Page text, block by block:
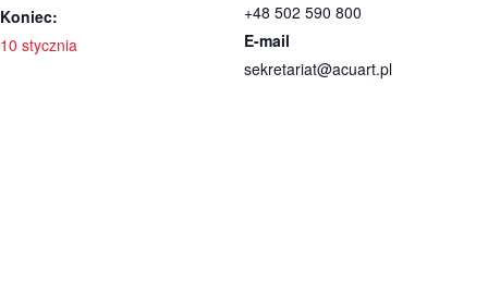
Koniec:
10 stycznia
+48 502 590 800
E-mail
sekretariat@acuart.pl